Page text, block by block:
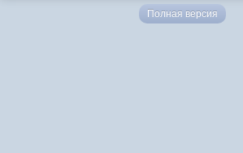
Полная версия